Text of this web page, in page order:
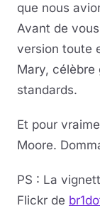
que nous
Avant de
version toute
Mary, célèbre
standards.
Et pour
Moore.
PS : La
Flickr de